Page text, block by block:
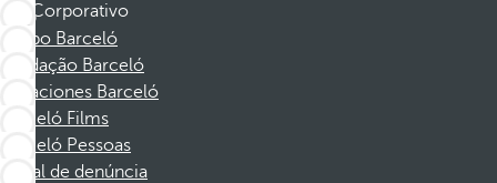
Corporativo
Grupo Barceló
Fundação Barceló
Vacaciones Barceló
Barceló Films
Barceló Pessoas
Canal de denúncia